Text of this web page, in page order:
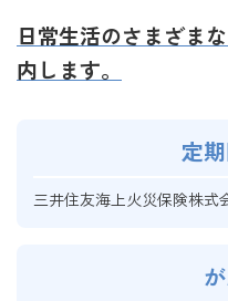
日常生活のさまざま
内します。
定
三井住友海上火災保険株式